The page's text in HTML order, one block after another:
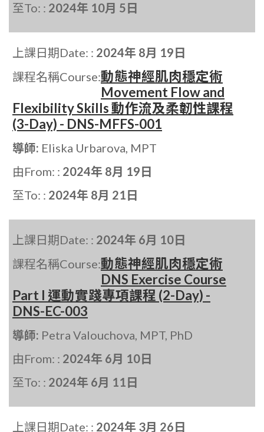
至To: : 2024年 10月 5日
上課日期Date: : 2024年 8月 19日
課程名稱Course:動態神經肌肉穩定術
Movement Flow and
Flexibility Skills 動作流及柔韌性課程
(3-Day) - DNS-MFFS-001
導師: Eliska Urbarova, MPT
由From: : 2024年 8月 19日
至To: : 2024年 8月 21日
上課日期Date: : 2024年 6月 10日
課程名稱Course:動態神經肌肉穩定術
DNS Exercise Course
Part I 運動實踐專項課程 (2-Day) -
DNS-EC-003
導師: Petra Valouchova, MPT, PhD
由From: : 2024年 6月 10日
至To: : 2024年 6月 11日
上課日期Date: : 2024年 3月 26日